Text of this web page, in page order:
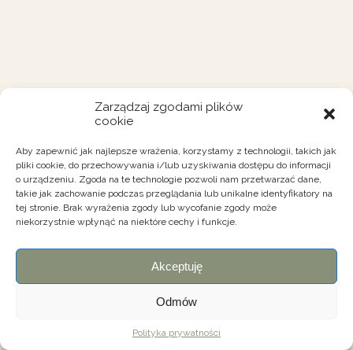
Zarządzaj zgodami plików
cookie
Aby zapewnić jak najlepsze wrażenia, korzystamy z technologii, takich jak
pliki cookie, do przechowywania i/lub uzyskiwania dostępu do informacji
o urządzeniu. Zgoda na te technologie pozwoli nam przetwarzać dane,
takie jak zachowanie podczas przeglądania lub unikalne identyfikatory na
tej stronie. Brak wyrażenia zgody lub wycofanie zgody może
niekorzystnie wpłynąć na niektóre cechy i funkcje.
Akceptuję
Odmów
Polityka prywatności